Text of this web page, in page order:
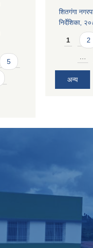
5
शितगंगा
निर्देशिका,
Pages
1 2
अन्य